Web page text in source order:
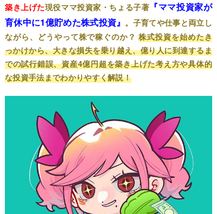
築き上げた現役ママ投資家・ちょる子著 『ママ投資家が
育休中に1億貯めた株式投資』 。子育てや仕事と両立し
ながら、どうやって株で稼ぐのか？株式投資を始めたき
っかけから、大きな損失を乗り越え、億り人に到達するま
での試行錯誤、資産4億円超を築き上げた考え方や具体的
な投資手法までわかりやすく解説！